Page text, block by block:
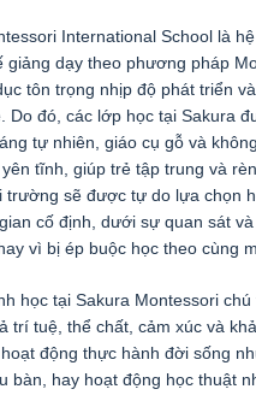
International School là
giảng dạy theo phương pháp
tôn trọng nhịp độ phát triển
Do đó, các lớp học tại Sakura
tự nhiên, giáo cụ gỗ và
tĩnh, giúp trẻ tập trung và
trường sẽ được tự do lựa chọn
cố định, dưới sự quan sát
vì bị ép buộc học theo cùng
học tại Sakura Montessori chú
trí tuệ, thể chất, cảm xúc và
động thực hành đời sống
bàn, hay hoạt động học thuật